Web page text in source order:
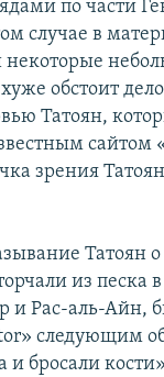
по части
случае в
некоторые
обстоит
Татоян,
сайтом
зрения
Татоян о
из песка
и Рас-аль-Айн,
следующим
и бросали